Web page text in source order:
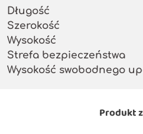
Długość
Szerokość
Wysokość
Strefa bezpieczeństwa
Wysokość swobodnego
Produkt